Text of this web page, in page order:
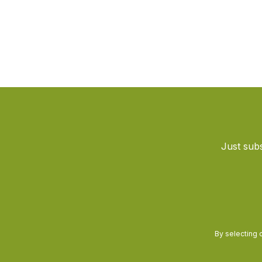
Just
By selecting